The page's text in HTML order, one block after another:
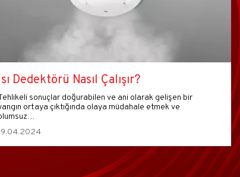
Dedektörü Nasıl Çalışır?
sonuçlar doğurabilen ve ani olarak gelişen bir
ortaya çıktığında olaya müdahale etmek ve